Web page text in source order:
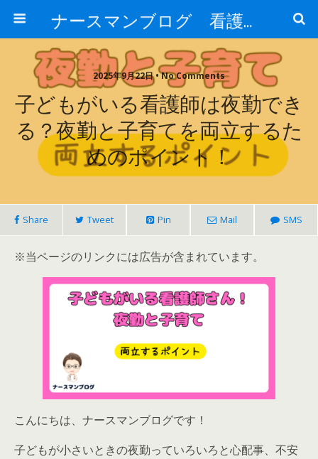
ナースマンブログ 看護に関わるすべての方へ
2025年9月22日 • No Comments
子どもがいる看護師は夜勤でき
る？夜勤と子育てを両立するた
めのポイント！
Share Tweet Pin Mail SMS
※当ページのリンクには広告が含まれています。
こんにちは、ナースマンブログです！
子どもが小さいときの夜勤っていろいろと心配事、不安